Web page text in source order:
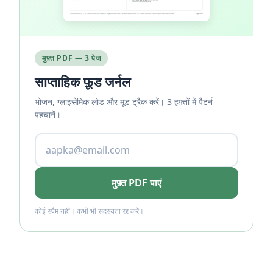
मुफ़्त PDF — 3 पेज
साप्ताहिक फ़ूड जर्नल
भोजन, ग्लाइसेमिक लोड और मूड ट्रैक करें। 3 हफ़्तों में पैटर्न
पहचानें।
मुफ़्त PDF पाएं
कोई स्पैम नहीं। कभी भी सदस्यता रद्द करें।